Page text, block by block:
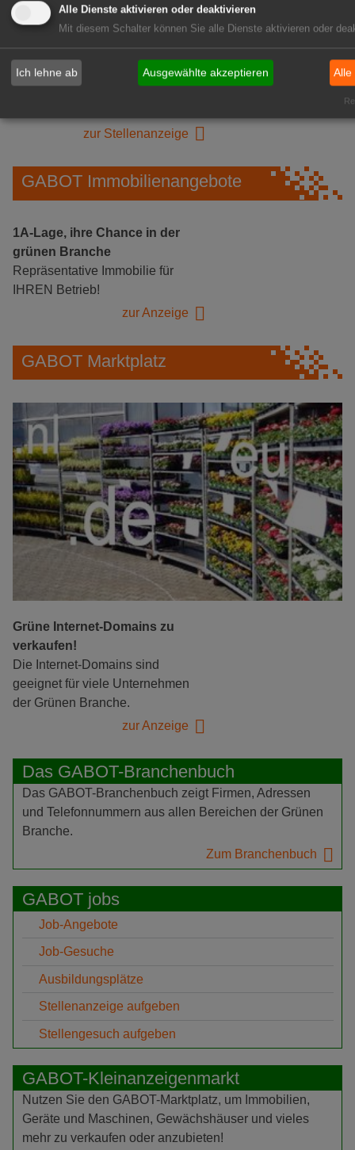
Mitarbeiter (m/w/d) für unsere
zur Stellenanzeige
GABOT Immobilienangebote
1A-Lage, ihre Chance in der
grünen Branche
Repräsentative Immobilie für
IHREN Betrieb!
zur Anzeige
GABOT Marktplatz
Grüne Internet-Domains zu
verkaufen!
Die Internet-Domains sind
geeignet für viele Unternehmen
der Grünen Branche.
zur Anzeige
Das GABOT-Branchenbuch
Das GABOT-Branchenbuch zeigt Firmen, Adressen
und Telefonnummern aus allen Bereichen der Grünen
Branche.
Zum Branchenbuch
GABOT jobs
Job-Angebote
Job-Gesuche
Ausbildungsplätze
Stellenanzeige aufgeben
Stellengesuch aufgeben
GABOT-Kleinanzeigenmarkt
Nutzen Sie den GABOT-Marktplatz, um Immobilien,
Geräte und Maschinen, Gewächshäuser und vieles
mehr zu verkaufen oder anzubieten!
Alle Dienste aktivieren oder deaktivieren
Mit diesem Schalter können Sie alle Dienste aktivieren oder
Ich lehne ab Ausgewählte akzeptieren Alle